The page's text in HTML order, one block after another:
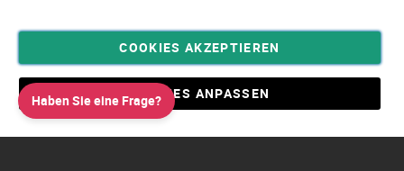
Privatsphäre und Datenschutz
Allgemeine Geschäftsbedingungen AGB
Impressum
COOKIES AKZEPTIEREN
COOKIES ANPASSEN
Haben Sie eine Frage?